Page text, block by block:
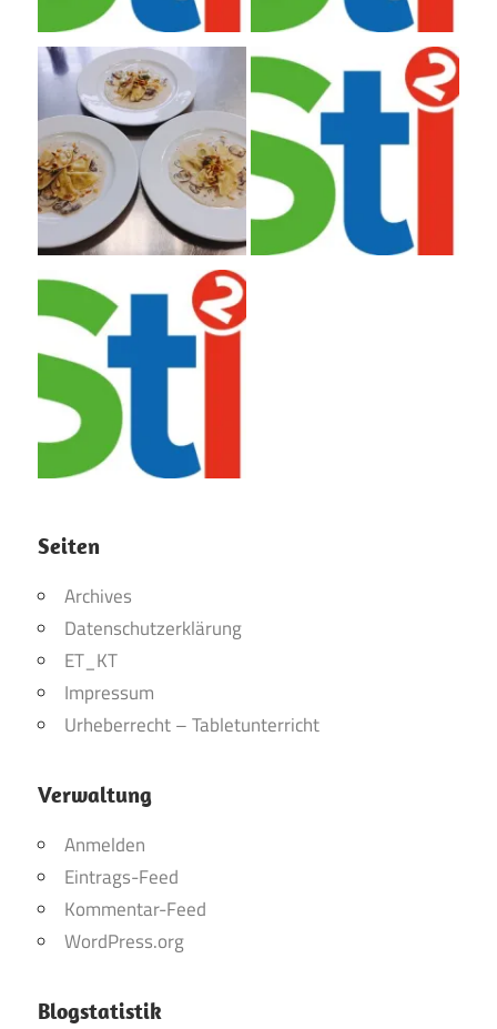
Seiten
Archives
Datenschutzerklärung
ET_KT
Impressum
Urheberrecht – Tabletunterricht
Verwaltung
Anmelden
Eintrags-Feed
Kommentar-Feed
WordPress.org
Blogstatistik